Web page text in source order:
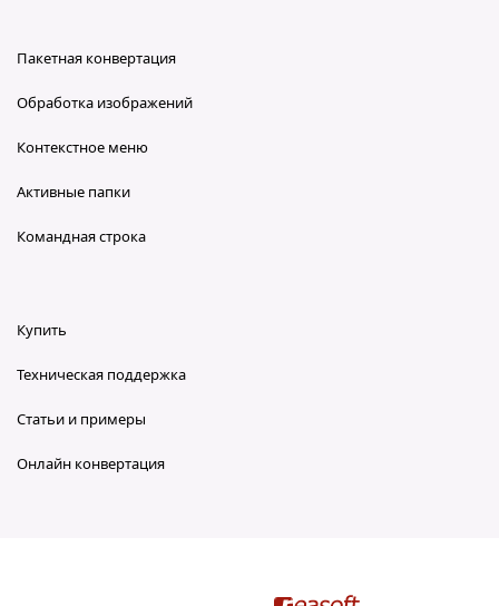
Пакетная конвертация
Обработка изображений
Контекстное меню
Активные папки
Командная строка
Купить
Техническая поддержка
Статьи и примеры
Онлайн конвертация